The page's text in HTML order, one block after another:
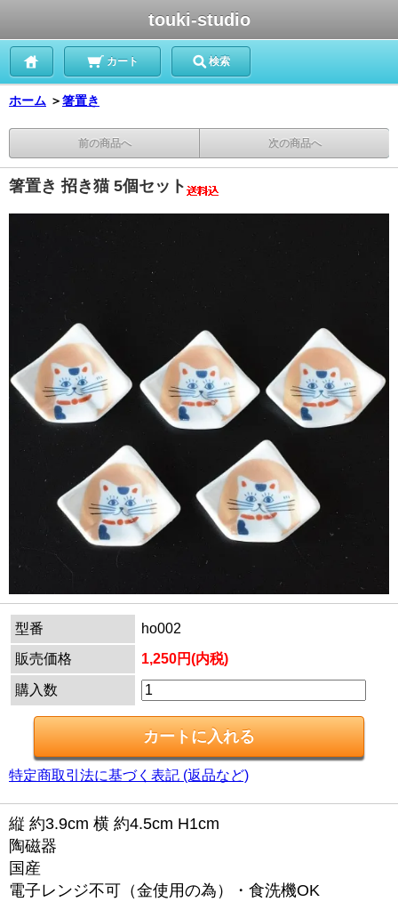
touki-studio
カート 検索
ホーム ＞箸置き
前の商品へ 次の商品へ
箸置き 招き猫 5個セット
型番
ho002
販売価格
1,250円(内税)
購入数
特定商取引法に基づく表記 (返品など)
縦 約3.9cm 横 約4.5cm H1cm
陶磁器
国産
電子レンジ不可（金使用の為）・食洗機OK